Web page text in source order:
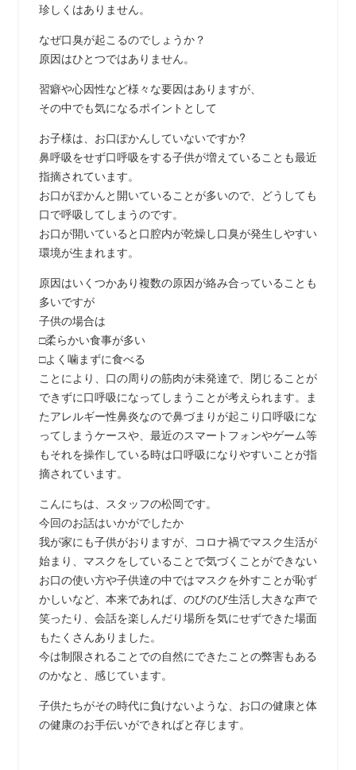
珍しくはありません。
なぜ口臭が起こるのでしょうか？
原因はひとつではありません。
習癖や心因性など様々な要因はありますが、
その中でも気になるポイントとして
お子様は、お口ぽかんしていないですか?
鼻呼吸をせず口呼吸をする子供が増えていることも最近
指摘されています。
お口がぽかんと開いていることが多いので、どうしても
口で呼吸してしまうのです。
お口が開いていると口腔内が乾燥し口臭が発生しやすい
環境が生まれます。
原因はいくつかあり複数の原因が絡み合っていることも
多いですが
子供の場合は
□柔らかい食事が多い
□よく噛まずに食べる
ことにより、口の周りの筋肉が未発達で、閉じることが
できずに口呼吸になってしまうことが考えられます。ま
たアレルギー性鼻炎なので鼻づまりが起こり口呼吸にな
ってしまうケースや、最近のスマートフォンやゲーム等
もそれを操作している時は口呼吸になりやすいことが指
摘されています。
こんにちは、スタッフの松岡です。
今回のお話はいかがでしたか
我が家にも子供がおりますが、コロナ禍でマスク生活が
始まり、マスクをしていることで気づくことができない
お口の使い方や子供達の中ではマスクを外すことが恥ず
かしいなど、本来であれば、のびのび生活し大きな声で
笑ったり、会話を楽しんだり場所を気にせずできた場面
もたくさんありました。
今は制限されることでの自然にできたことの弊害もある
のかなと、感じています。
子供たちがその時代に負けないような、お口の健康と体
の健康のお手伝いができればと存じます。